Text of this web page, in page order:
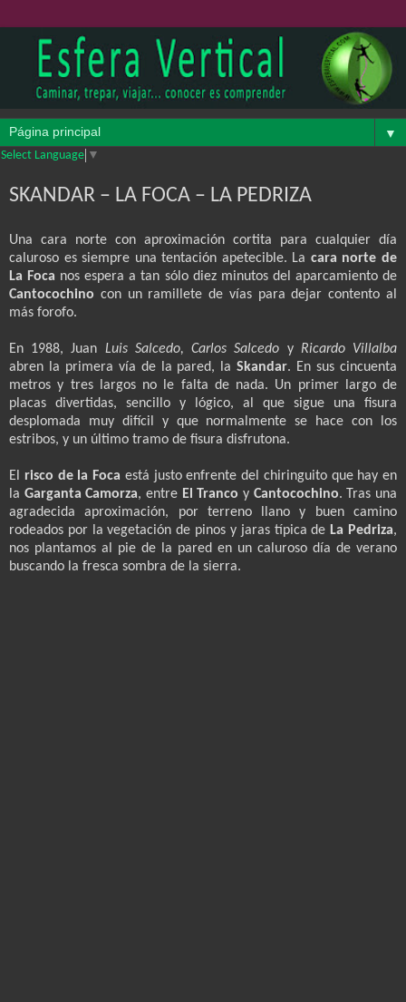
▼
Select Language ▼
SKANDAR – LA FOCA – LA PEDRIZA
Una cara norte con aproximación cortita para cualquier día
caluroso es siempre una tentación apetecible. La cara norte de
La Foca nos espera a tan sólo diez minutos del aparcamiento de
Cantocochino con un ramillete de vías para dejar contento al
más forofo.
En 1988, Juan Luis Salcedo, Carlos Salcedo yRicardo Villalba
abren la primera vía de la pared, laSkandar. En sus cincuenta
metros y tres largos no le falta de nada. Un primer largo de
placas divertidas, sencillo y lógico, al que sigue una fisura
desplomada muy difícil y que normalmente se hace con los
estribos, y un último tramo de fisura disfrutona.
El risco de la Foca está justo enfrente del chiringuito que hay en
la Garganta Camorza, entre El Tranco y Cantocochino. Tras una
agradecida aproximación, por terreno llano y buen camino
rodeados por la vegetación de pinos y jaras típica de La Pedriza,
nos plantamos al pie de la pared en un caluroso día de verano
buscando la fresca sombra de la sierra.